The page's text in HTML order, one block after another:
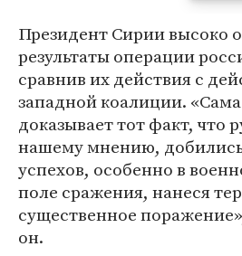
Президент Сирии высоко
результаты операции
сравнив их действия с
западной коалиции.
доказывает тот факт, что
нашему мнению,
успехов, особенно в
поле сражения, нанеся
существенное
он.